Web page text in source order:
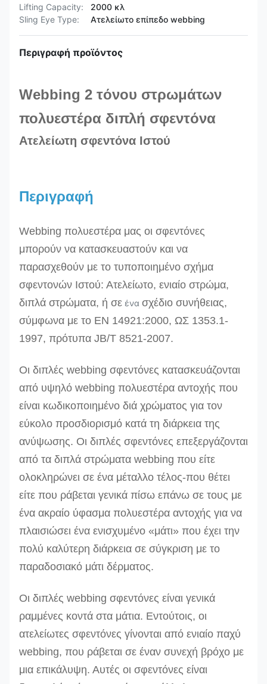
Lifting Capacity:
2000 κλ
Sling Eye Type:
Ατελείωτο επίπεδο webbing
Περιγραφή προϊόντος
Webbing 2 τόνου στρωμάτων
πολυεστέρα διπλή σφεντόνα
Ατελείωτη σφεντόνα Ιστού
Περιγραφή
Webbing πολυεστέρα μας οι σφεντόνες
μπορούν να κατασκευαστούν και να
παρασχεθούν με το τυποποιημένο σχήμα
σφεντονών Ιστού: Ατελείωτο, ενιαίο στρώμα,
διπλά στρώματα, ή σε ένα σχέδιο συνήθειας,
σύμφωνα με το EN 14921:2000, ΩΣ 1353.1-
1997, πρότυπα JB/T 8521-2007.
Οι διπλές webbing σφεντόνες κατασκευάζονται
από υψηλό webbing πολυεστέρα αντοχής που
είναι κωδικοποιημένο διά χρώματος για τον
εύκολο προσδιορισμό κατά τη διάρκεια της
ανύψωσης. Οι διπλές σφεντόνες επεξεργάζονται
από τα διπλά στρώματα webbing που είτε
ολοκληρώνει σε ένα μέταλλο τέλος-που θέτει
είτε που ράβεται γενικά πίσω επάνω σε τους με
ένα ακραίο ύφασμα πολυεστέρα αντοχής για να
πλαισιώσει ένα ενισχυμένο «μάτι» που έχει την
πολύ καλύτερη διάρκεια σε σύγκριση με το
παραδοσιακό μάτι δέρματος.
Οι διπλές webbing σφεντόνες είναι γενικά
ραμμένες κοντά στα μάτια. Εντούτοις, οι
ατελείωτες σφεντόνες γίνονται από ενιαίο παχύ
webbing, που ράβεται σε έναν συνεχή βρόχο με
μια επικάλυψη. Αυτές οι σφεντόνες είναι